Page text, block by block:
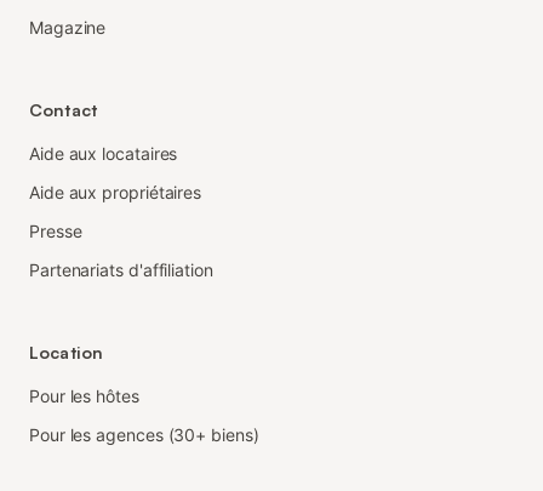
Magazine
Contact
Aide aux locataires
Aide aux propriétaires
Presse
Partenariats d'affiliation
Location
Pour les hôtes
Pour les agences (30+ biens)